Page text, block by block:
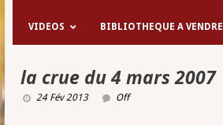
VIDEOS BIBLIOTHEQUE A VENDRE
la crue du 4 mars 2007
24 Fév 2013 Off